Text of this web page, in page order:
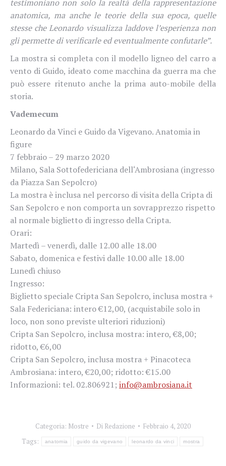
testimoniano non solo la realtà della rappresentazione
anatomica, ma anche le teorie della sua epoca, quelle
stesse che Leonardo visualizza laddove l’esperienza non
gli permette di verificarle ed eventualmente confutarle”.
La mostra si completa con il modello ligneo del carro a
vento di Guido, ideato come macchina da guerra ma che
può essere ritenuto anche la prima auto-mobile della
storia.
Vademecum
Leonardo da Vinci e Guido da Vigevano. Anatomia in
figure
7 febbraio – 29 marzo 2020
Milano, Sala Sottofedericiana dell‘Ambrosiana (ingresso
da Piazza San Sepolcro)
La mostra è inclusa nel percorso di visita della Cripta di
San Sepolcro e non comporta un sovrapprezzo rispetto
al normale biglietto di ingresso della Cripta.
Orari:
Martedì – venerdì, dalle 12.00 alle 18.00
Sabato, domenica e festivi dalle 10.00 alle 18.00
Lunedì chiuso
Ingresso:
Biglietto speciale Cripta San Sepolcro, inclusa mostra +
Sala Federiciana: intero €12,00, (acquistabile solo in
loco, non sono previste ulteriori riduzioni)
Cripta San Sepolcro, inclusa mostra: intero, €8,00;
ridotto, €6,00
Cripta San Sepolcro, inclusa mostra + Pinacoteca
Ambrosiana: intero, €20,00; ridotto: €15.00
Informazioni: tel. 02.806921; info@ambrosiana.it
Categoria: Mostre Di Redazione
Febbraio 4, 2020
Tags:
anatomia guido da vigevano leonardo da vinci mostra